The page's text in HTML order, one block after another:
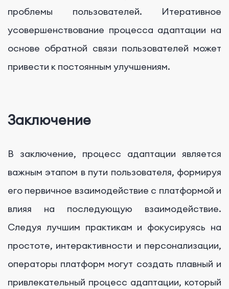
проблемы пользователей. Итеративное
усовершенствование процесса адаптации на
основе обратной связи пользователей может
привести к постоянным улучшениям.
Заключение
В заключение, процесс адаптации является
важным этапом в пути пользователя, формируя
его первичное взаимодействие с платформой и
влияя на последующую взаимодействие.
Следуя лучшим практикам и фокусируясь на
простоте, интерактивности и персонализации,
операторы платформ могут создать плавный и
привлекательный процесс адаптации, который